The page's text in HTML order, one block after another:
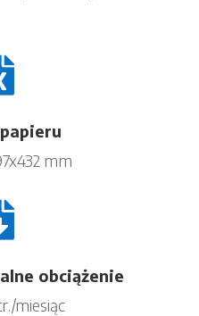
mm
obciążenie
miesiąc